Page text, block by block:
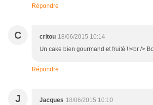
Répondre
C critou 18/06/2015 10:14
Un cake bien gourmand et fruité !!<br />
Répondre
J Jacques 18/06/2015 10:10